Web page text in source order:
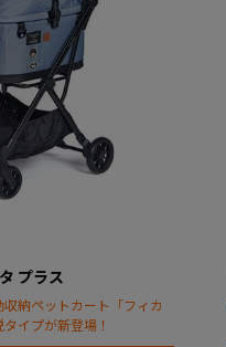
プラス
納ペットカート「フィカ
イプが新登場！